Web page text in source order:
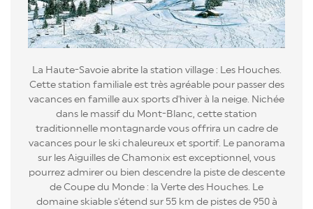
La Haute-Savoie abrite la station village : Les Houches.
Cette station familiale est très agréable pour passer des
vacances en famille aux sports d'hiver à la neige. Nichée
dans le massif du Mont-Blanc, cette station
traditionnelle montagnarde vous offrira un cadre de
vacances pour le ski chaleureux et sportif. Le panorama
sur les Aiguilles de Chamonix est exceptionnel, vous
pourrez admirer ou bien descendre la piste de descente
de Coupe du Monde : la Verte des Houches. Le
domaine skiable s'étend sur 55 km de pistes de 950 à